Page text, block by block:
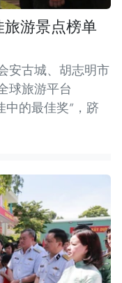
游景点榜单
安古城、胡志明市
球旅游平台
中的最佳奖”，跻